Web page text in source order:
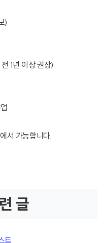
)
1년 이상 권장)
서 가능합니다.
글
트